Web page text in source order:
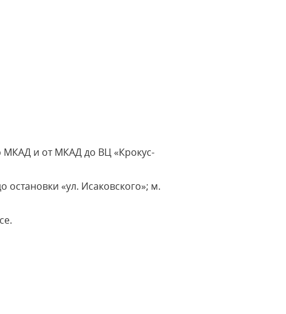
МКАД и от МКАД до ВЦ «Крокус-
«ул. Исаковского»; м.